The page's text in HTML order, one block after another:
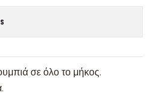
σε όλο το μήκος.